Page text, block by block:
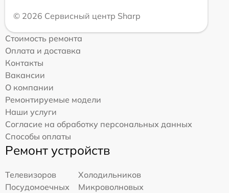
© 2026 Сервисный центр Sharp
Стоимость ремонта
Оплата и доставка
Контакты
Вакансии
О компании
Ремонтируемые модели
Наши услуги
Согласие на обработку персональных данных
Способы оплаты
Ремонт устройств
Телевизоров
Холодильников
Посудомоечных
Микроволновых